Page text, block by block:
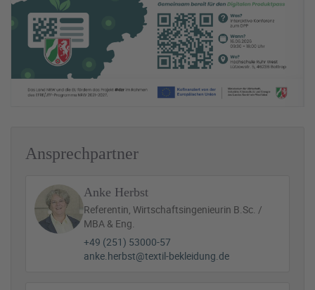
Ansprechpartner
Anke Herbst
Referentin, Wirtschaftsingenieurin B.Sc. /
MBA & Eng.
+49 (251) 53000-57
anke.herbst@textil-bekleidung.de